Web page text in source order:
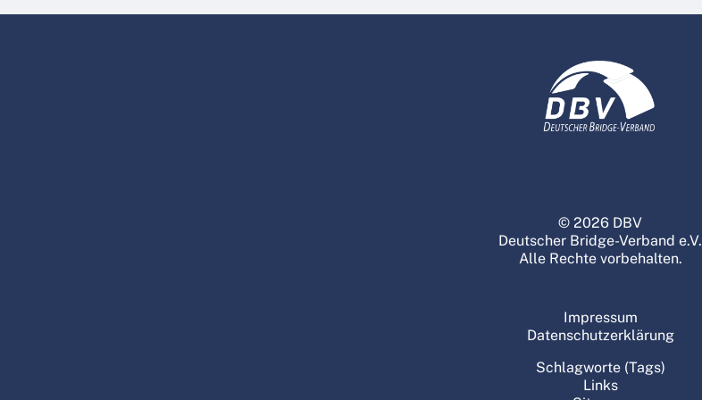
© 2026 DBV
Deutscher Bridge-Verband e.V.
Alle Rechte vorbehalten.
Impressum
Datenschutzerklärung
Schlagworte (Tags)
Links